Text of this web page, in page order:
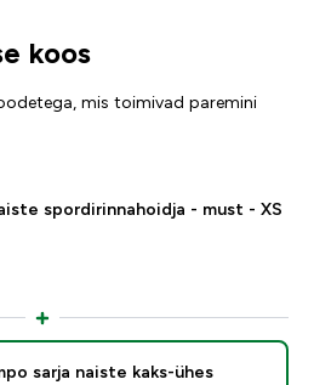
koos
mis toimivad paremini
spordirinnahoidja - must - XS
sarja naiste kaks-ühes